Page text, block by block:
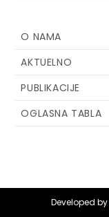
O NAMA
AKTUELNO
PUBLIKACIJE
OGLASNA TABLA
Developed by